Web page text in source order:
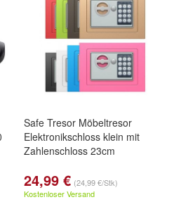
Safe Tresor Möbeltresor
Elektronikschloss klein mit
Zahlenschloss 23cm
24,99 € (24,99 €/Stk)
Kostenloser Versand